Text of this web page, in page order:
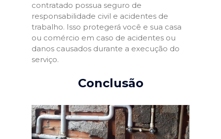
contratado possua seguro de
responsabilidade civil e acidentes de
trabalho. Isso protegerá você e sua casa
ou comércio em caso de acidentes ou
danos causados durante a execução do
serviço.
Conclusão